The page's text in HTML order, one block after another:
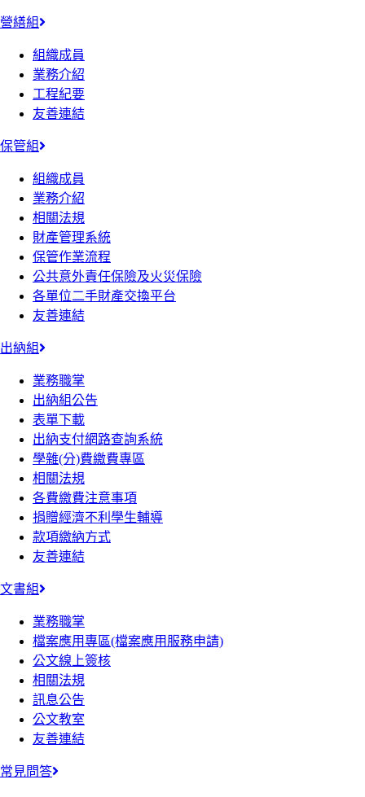
營繕組
組織成員
業務介紹
工程紀要
友善連結
保管組
組織成員
業務介紹
相關法規
財產管理系統
保管作業流程
公共意外責任保險及火災保險
各單位二手財產交換平台
友善連結
出納組
業務職掌
出納組公告
表單下載
出納支付網路查詢系統
學雜(分)費繳費專區
相關法規
各費繳費注意事項
捐贈經濟不利學生輔導
款項繳納方式
友善連結
文書組
業務職掌
檔案應用專區(檔案應用服務申請)
公文線上簽核
相關法規
訊息公告
公文教室
友善連結
常見問答